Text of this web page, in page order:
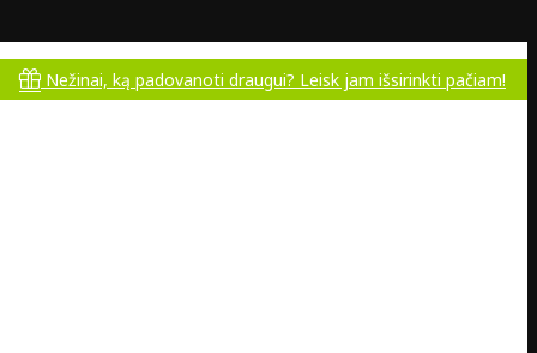
ką padovanoti draugui? Leisk jam išsirinkti pačiam!